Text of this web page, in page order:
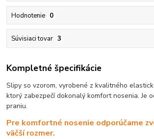
Hodnotenie 0
Súvisiaci tovar 3
Kompletné špecifikácie
Slipy so vzorom, vyrobené z kvalitného
ktorý zabezpečí dokonalý komfort nosenia. Je
praniu.
Pre komfortné nosenie odporúčame
väčší rozmer.